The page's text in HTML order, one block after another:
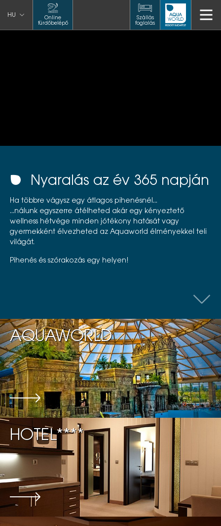
Online
fürdőbelépő
HU
Szállás
foglalás
Nyaralás az év 365 napján
Ha többre vágysz egy átlagos pihenésnél...
...nálunk egyszerre átélheted akár egy kényeztető
wellness hétvége minden jótékony hatását vagy
gyermekként élvezheted az Aquaworld élményekkel teli
világát.
Pihenés és szórakozás egy helyen!
AQUAWORLD
HOTEL****